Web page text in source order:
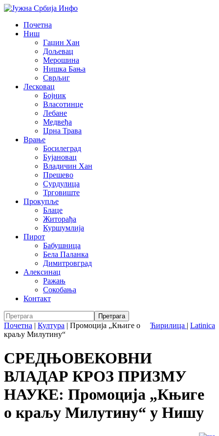
Почетна
Ниш
Гаџин Хан
Дољевац
Мерошина
Нишка Бања
Сврљиг
Лесковац
Бојник
Власотинце
Лебане
Медвеђа
Црна Трава
Врање
Босилеград
Бујановац
Владичин Хан
Прешево
Сурдулица
Трговиште
Прокупље
Блаце
Житорађа
Куршумлија
Пирот
Бабушница
Бела Паланка
Димитровград
Алексинац
Ражањ
Сокобања
Контакт
Ћирилица | Latinica
Почетна | Култура | Промоција „Књиге о
краљу Милутину“
СРЕДЊОВЕКОВНИ
ВЛАДАР КРОЗ ПРИЗМУ
НАУКЕ: Промоција „Књиге
о краљу Милутину“ у Нишу